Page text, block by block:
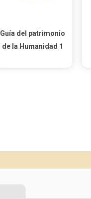
Guía del patrimonio
de la Humanidad 1